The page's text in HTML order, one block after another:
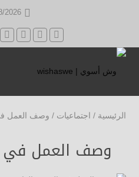
2026
الرئيسية / اجتماعيات / وصف العمل في
وصف العمل في